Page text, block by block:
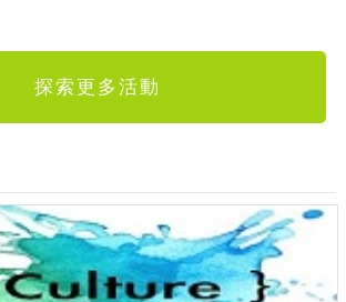
探索更多活動